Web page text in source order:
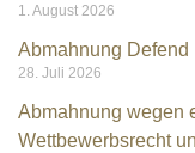
1. August 2026
Abmahnung Defend
28. Juli 2026
Abmahnung wegen
Wettbewerbsrecht